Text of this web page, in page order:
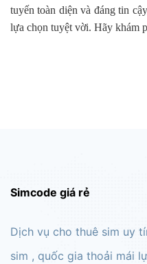
tuyến toàn diện và đáng tin
lựa chọn tuyệt vời. Hãy khám
Simcode giá rẻ
Dịch vụ cho thuê sim uy
sim , quốc gia thoải mái